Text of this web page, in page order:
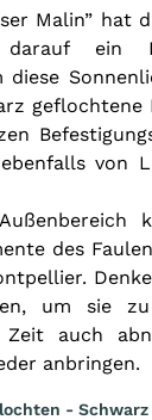
Malin”
ein
diese
geflochtene
von
des
um sie
Zeit auch
anbringen.
- Schwarz